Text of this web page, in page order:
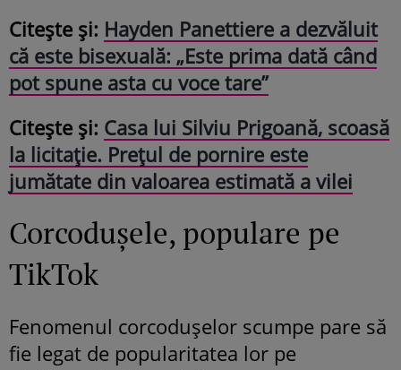
Citește și: Hayden Panettiere a dezvăluit
că este bisexuală: „Este prima dată când
pot spune asta cu voce tare”
Citește și: Casa lui Silviu Prigoană, scoasă
la licitație. Prețul de pornire este
jumătate din valoarea estimată a vilei
Corcodușele, populare pe
TikTok
Fenomenul corcodușelor scumpe pare să
fie legat de popularitatea lor pe